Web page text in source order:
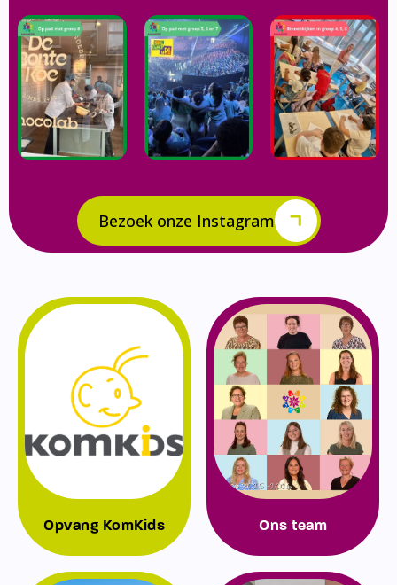
Bezoek onze Instagram
Opvang KomKids Ons team